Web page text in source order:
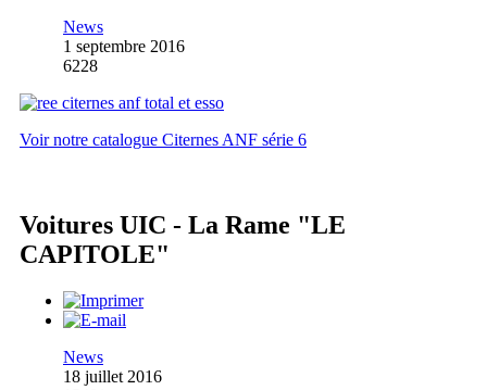
News
1 septembre 2016
6228
Voir notre catalogue Citernes ANF série 6
Voitures UIC - La Rame "LE
CAPITOLE"
News
18 juillet 2016